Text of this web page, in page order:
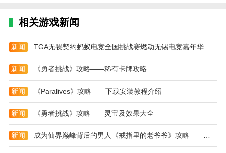
兰德里纳河的孩子英文版评测
玩家将经历前所未有的紧张和刺激，面对无数的挑
战和谜题，不断挑战自己的智慧和勇气。同时，游戏还
提供了多种关卡和挑战，让玩家在享受解谜乐趣的同时
不断提升自己的技能和策略。游戏操作流畅易懂，画面
阴暗恐怖，氛围十足。
本站为您提供兰德里纳河的孩子 英文版的 手机游
戏 ，欢迎大家记住本站网址，本站是您下载安卓手游
app最好的网站！
相关游戏新闻
新闻 TGA无畏契约蚂蚁电竞全国挑战赛燃动无锡电竞嘉年华 激发城市新活力
新闻 《勇者挑战》攻略——稀有卡牌攻略
新闻 《Paralives》攻略——下载安装教程介绍
新闻 《勇者挑战》攻略——灵宝及效果大全
新闻 成为仙界巅峰背后的男人《戒指里的老爷爷》攻略——定档5月22日EA上线！